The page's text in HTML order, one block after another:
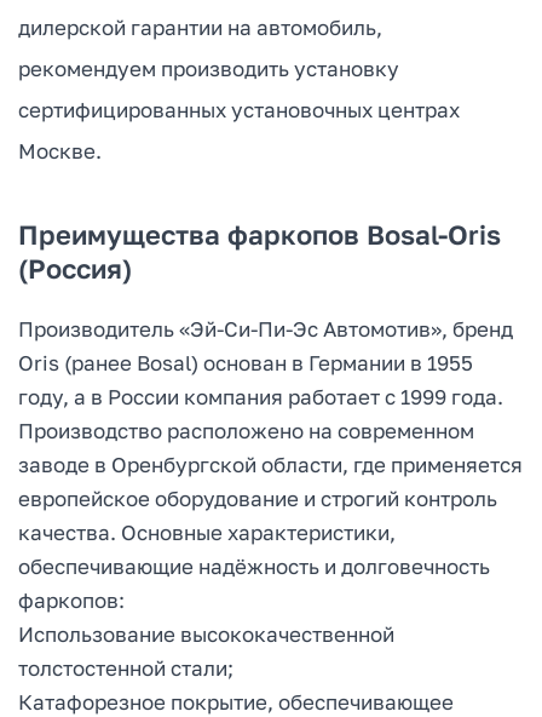
дилерской гарантии на автомобиль,
рекомендуем производить установку
сертифицированных установочных центрах
Москве.
Преимущества фаркопов Bosal-Oris
(Россия)
Производитель «Эй-Си-Пи-Эс Автомотив», бренд
Oris (ранее Bosal) основан в Германии в 1955
году, а в России компания работает с 1999 года.
Производство расположено на современном
заводе в Оренбургской области, где применяется
европейское оборудование и строгий контроль
качества. Основные характеристики,
обеспечивающие надёжность и долговечность
фаркопов:
Использование высококачественной
толстостенной стали;
Катафорезное покрытие, обеспечивающее